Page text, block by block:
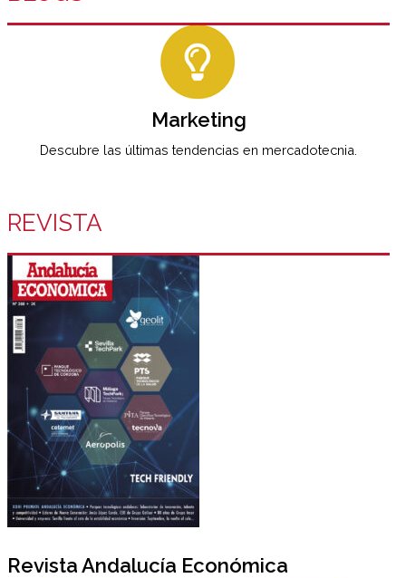
Marketing
Descubre las últimas tendencias en mercadotecnia.
REVISTA
Revista Andalucía Económica